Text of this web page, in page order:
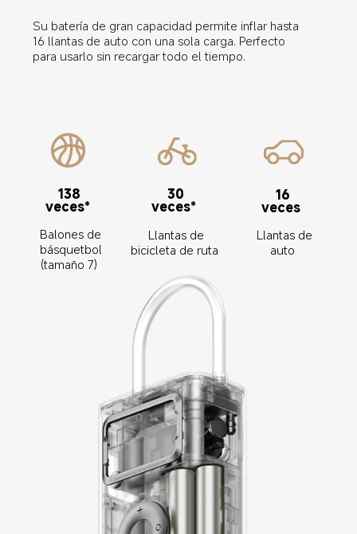
Su batería de gran capacidad permite inflar hasta
16 llantas de auto con una sola carga. Perfecto
para usarlo sin recargar todo el tiempo.
138
veces*
Balones de
básquetbol
(tamaño 7)
30
veces*
Llantas de
bicicleta de ruta
16
veces
Llantas de
auto